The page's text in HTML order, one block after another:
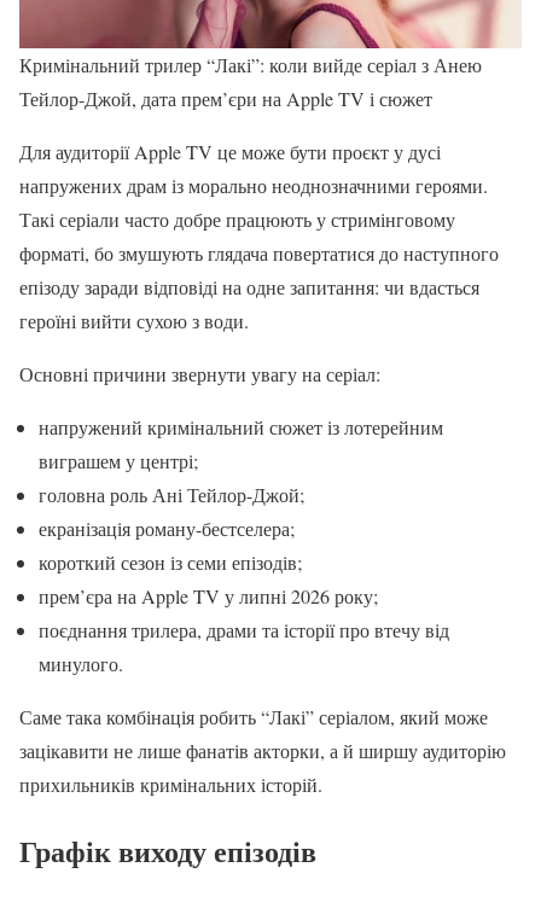
Кримінальний трилер “Лакі”: коли вийде серіал з Анею
Тейлор-Джой, дата прем’єри на Apple TV і сюжет
Для аудиторії Apple TV це може бути проєкт у дусі
напружених драм із морально неоднозначними героями.
Такі серіали часто добре працюють у стримінговому
форматі, бо змушують глядача повертатися до наступного
епізоду заради відповіді на одне запитання: чи вдасться
героїні вийти сухою з води.
Основні причини звернути увагу на серіал:
напружений кримінальний сюжет із лотерейним
виграшем у центрі;
головна роль Ані Тейлор-Джой;
екранізація роману-бестселера;
короткий сезон із семи епізодів;
прем’єра на Apple TV у липні 2026 року;
поєднання трилера, драми та історії про втечу від
минулого.
Саме така комбінація робить “Лакі” серіалом, який може
зацікавити не лише фанатів акторки, а й ширшу аудиторію
прихильників кримінальних історій.
Графік виходу епізодів